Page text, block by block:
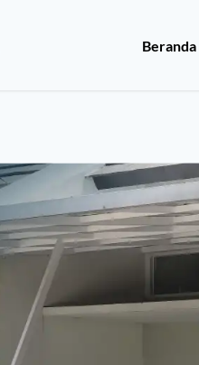
Beranda